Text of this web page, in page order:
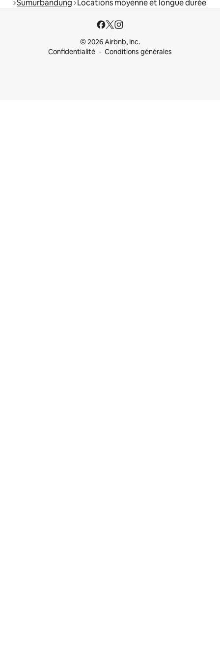
Sumurbandung Locations moyenne et longue durée
© 2026 Airbnb, Inc.
Confidentialité
Conditions générales